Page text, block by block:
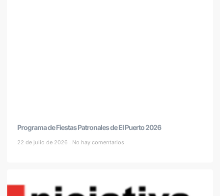
Programa de Fiestas Patronales de El Puerto 2026
22 de julio de 2026 No hay comentarios